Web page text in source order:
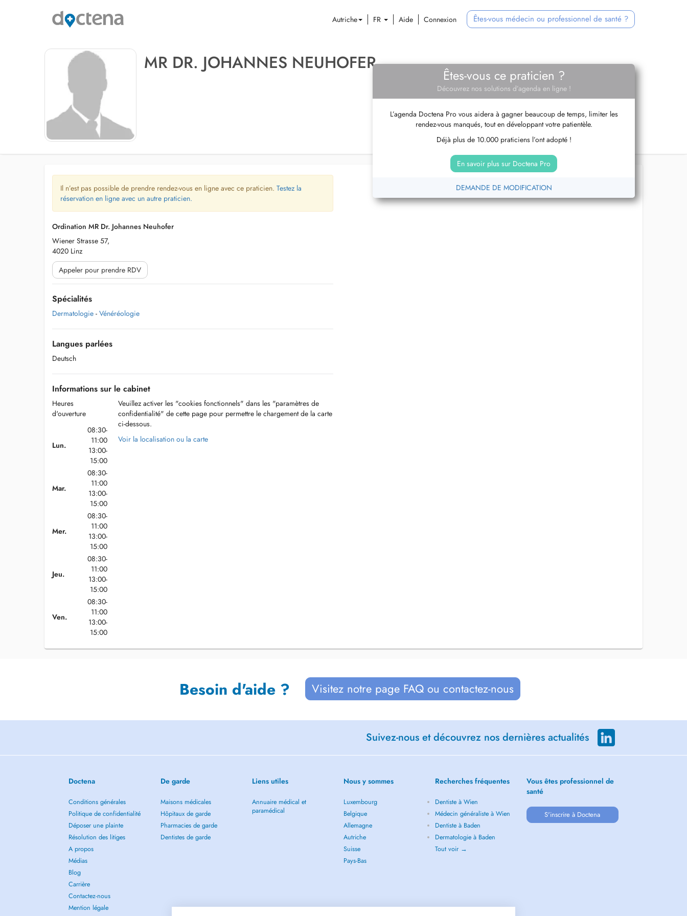
Autriche FR Aide Connexion Êtes-vous médecin ou professionnel de santé ?
MR DR. JOHANNES NEUHOFER
Êtes-vous ce praticien ?
Découvrez nos solutions d’agenda en ligne !
L’agenda Doctena Pro vous aidera à gagner beaucoup de temps, limiter les
rendez-vous manqués, tout en développant votre patientèle.
Déjà plus de 10.000 praticiens l’ont adopté !
En savoir plus sur Doctena Pro
DEMANDE DE MODIFICATION
Il n’est pas possible de prendre rendez-vous en ligne avec ce praticien. Testez la
réservation en ligne avec un autre praticien.
Ordination MR Dr. Johannes Neuhofer
Wiener Strasse 57,
4020 Linz
Appeler pour prendre RDV
Spécialités
Dermatologie - Vénéréologie
Langues parlées
Deutsch
Informations sur le cabinet
Heures
d'ouverture
Lun.
08:30-
11:00
13:00-
15:00
Mar.
08:30-
11:00
13:00-
15:00
Mer.
08:30-
11:00
13:00-
15:00
Jeu.
08:30-
11:00
13:00-
15:00
Ven.
08:30-
11:00
13:00-
15:00
Veuillez activer les "cookies fonctionnels" dans les "paramètres de
confidentialité" de cette page pour permettre le chargement de la carte
ci-dessous.
Voir la localisation ou la carte
Besoin d'aide ? Visitez notre page FAQ ou contactez-nous
Suivez-nous et découvrez nos dernières actualités
Doctena
Conditions générales
Politique de confidentialité
Déposer une plainte
Résolution des litiges
A propos
Médias
Blog
Carrière
Contactez-nous
Mention légale
De garde
Maisons médicales
Hôpitaux de garde
Pharmacies de garde
Dentistes de garde
Liens utiles
Annuaire médical et
paramédical
Nous y sommes
Luxembourg
Belgique
Allemagne
Autriche
Suisse
Pays-Bas
Recherches fréquentes
Dentiste à Wien
Médecin généraliste à Wien
Dentiste à Baden
Dermatologie à Baden
Tout voir →
Vous êtes professionnel de
santé
S'inscrire à Doctena